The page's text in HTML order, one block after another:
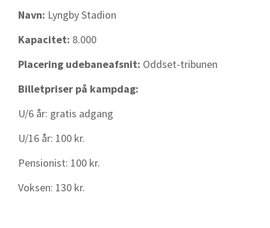
Navn: Lyngby Stadion
Kapacitet: 8.000
Placering udebaneafsnit: Oddset-tribunen
Billetpriser på kampdag:
U/6 år: gratis adgang
U/16 år: 100 kr.
Pensionist: 100 kr.
Voksen: 130 kr.